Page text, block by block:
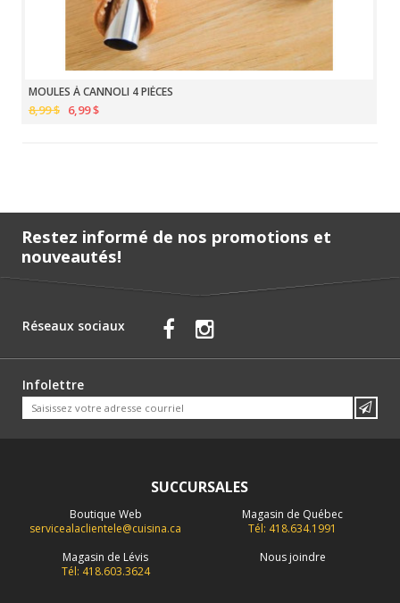
MOULES À CANNOLI 4 PIÈCES
8,99 $ 6,99 $
Restez informé de nos promotions et
nouveautés!
Réseaux sociaux
Infolettre
SUCCURSALES
Boutique Web
servicealaclientele@cuisina.ca
Magasin de Québec
Tél: 418.634.1991
Magasin de Lévis
Tél: 418.603.3624
Nous joindre